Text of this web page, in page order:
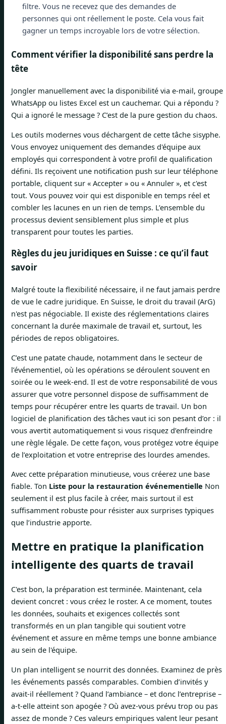
filtre. Vous ne recevez que des demandes de
personnes qui ont réellement le poste. Cela vous fait
gagner un temps incroyable lors de votre sélection.
Comment vérifier la disponibilité sans perdre la
tête
Jongler manuellement avec la disponibilité via e-mail, groupe
WhatsApp ou listes Excel est un cauchemar. Qui a répondu ?
Qui a ignoré le message ? C’est de la pure gestion du chaos.
Les outils modernes vous déchargent de cette tâche sisyphe.
Vous envoyez uniquement des demandes d'équipe aux
employés qui correspondent à votre profil de qualification
défini. Ils reçoivent une notification push sur leur téléphone
portable, cliquent sur « Accepter » ou « Annuler », et c'est
tout. Vous pouvez voir qui est disponible en temps réel et
combler les lacunes en un rien de temps. L’ensemble du
processus devient sensiblement plus simple et plus
transparent pour toutes les parties.
Règles du jeu juridiques en Suisse : ce qu’il faut
savoir
Malgré toute la flexibilité nécessaire, il ne faut jamais perdre
de vue le cadre juridique. En Suisse, le droit du travail (ArG)
n'est pas négociable. Il existe des réglementations claires
concernant la durée maximale de travail et, surtout, les
périodes de repos obligatoires.
C’est une patate chaude, notamment dans le secteur de
l’événementiel, où les opérations se déroulent souvent en
soirée ou le week-end. Il est de votre responsabilité de vous
assurer que votre personnel dispose de suffisamment de
temps pour récupérer entre les quarts de travail. Un bon
logiciel de planification des tâches vaut ici son pesant d’or : il
vous avertit automatiquement si vous risquez d’enfreindre
une règle légale. De cette façon, vous protégez votre équipe
de l’exploitation et votre entreprise des lourdes amendes.
Avec cette préparation minutieuse, vous créerez une base
fiable. Ton Liste pour la restauration événementielle Non
seulement il est plus facile à créer, mais surtout il est
suffisamment robuste pour résister aux surprises typiques
que l’industrie apporte.
Mettre en pratique la planification
intelligente des quarts de travail
C'est bon, la préparation est terminée. Maintenant, cela
devient concret : vous créez le roster. A ce moment, toutes
les données, souhaits et exigences collectés sont
transformés en un plan tangible qui soutient votre
événement et assure en même temps une bonne ambiance
au sein de l'équipe.
Un plan intelligent se nourrit des données. Examinez de près
les événements passés comparables. Combien d’invités y
avait-il réellement ? Quand l’ambiance – et donc l’entreprise –
a-t-elle atteint son apogée ? Où avez-vous prévu trop ou pas
assez de monde ? Ces valeurs empiriques valent leur pesant